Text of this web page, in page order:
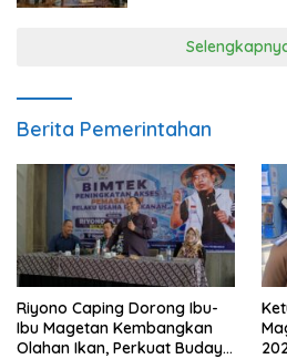
Berita Pemerintahan
Riyono Caping Dorong Ibu-
Ibu Magetan Kembangkan
Olahan Ikan, Perkuat Budaya